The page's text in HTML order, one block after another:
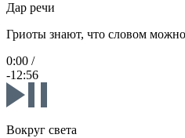
Дар речи
Гриоты знают, что словом можно
0:00 /
-12:56
Вокруг света